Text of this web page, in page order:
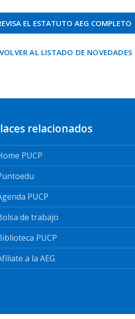
EL ESTATUTO AEG COMPLETO
VOLVER AL LISTADO DE NOVEDADES
relacionados
PUCP
PUCP
de trabajo
PUCP
a la AEG